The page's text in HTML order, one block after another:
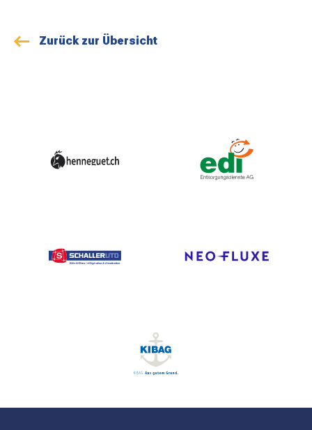
Zurück zur Übersicht